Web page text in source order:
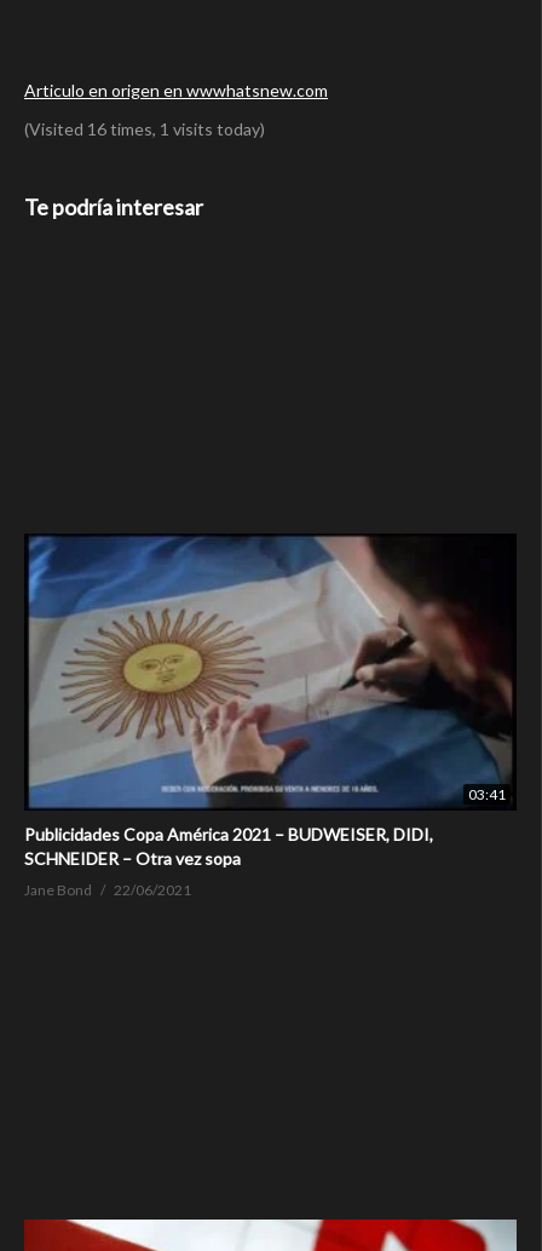
Articulo en origen en wwwhatsnew.com
(Visited 16 times, 1 visits today)
Te podría interesar
03:41
Publicidades Copa América 2021 – BUDWEISER, DIDI,
SCHNEIDER – Otra vez sopa
Jane Bond 22/06/2021